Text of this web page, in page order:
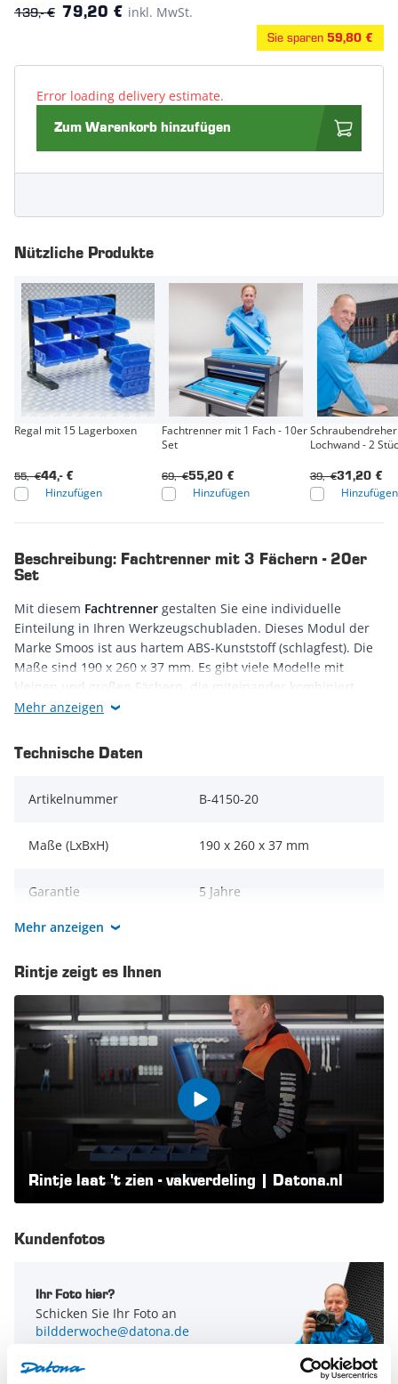
139,- € 79,20 € inkl. MwSt.
Sie sparen 59,80 €
Error loading delivery estimate.
Zum Warenkorb hinzufügen
Nützliche Produkte
Regal mit 15 Lagerboxen
44,- €
55,- €
Hinzufügen
Fachtrenner mit 1 Fach - 10er
Set
55,20 €
69,- €
Hinzufügen
Lochwand - 2
31,20 €
39,- €
Hinzufügen
Beschreibung: Fachtrenner mit 3 Fächern - 20er
Set
Mit diesem Fachtrenner gestalten Sie eine individuelle
Einteilung in Ihren Werkzeugschubladen. Dieses Modul der
Marke Smoos ist aus hartem ABS-Kunststoff (schlagfest). Die
Maße sind 190 x 260 x 37 mm. Es gibt viele Modelle mit
kleinen und großen Fächern, die miteinander kombiniert
werden können. Einfach und schnell zu verschieben, wenn
System von hoher Qualität. Der Fachtrenner wird pro Stück
Mehr anzeigen
Technische Daten
Artikelnummer B-4150-20
Maße (LxBxH) 190 x 260 x 37 mm
Garantie 5 Jahre
Farbe
Marke
Mehr anzeigen
Rintje zeigt es Ihnen
Rintje laat 't zien - vakverdeling | Datona.nl
Kundenfotos
Ihr Foto hier?
Schicken Sie Ihr Foto an
bildderwoche@datona.de